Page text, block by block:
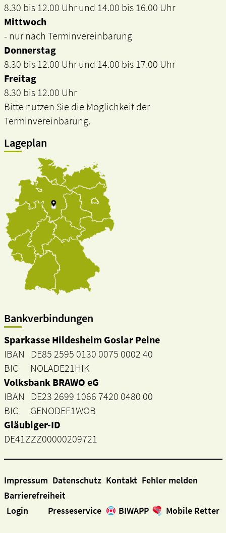
8.30 bis 12.00 Uhr und 14.00 bis 16.00 Uhr
Mittwoch
- nur nach Terminvereinbarung
Donnerstag
8.30 bis 12.00 Uhr und 14.00 bis 17.00 Uhr
Freitag
8.30 bis 12.00 Uhr
Bitte nutzen Sie die Möglichkeit der
Terminvereinbarung.
Lageplan
Bankverbindungen
Sparkasse Hildesheim Goslar Peine
IBAN DE85 2595 0130 0075 0002 40
BIC NOLADE21HIK
Volksbank BRAWO eG
IBAN DE23 2699 1066 7420 0480 00
BIC GENODEF1WOB
Gläubiger-ID
DE41ZZZ00000209721
Impressum Datenschutz Kontakt Fehler melden
Barrierefreiheit
Login
Presseservice BIWAPP Mobile Retter